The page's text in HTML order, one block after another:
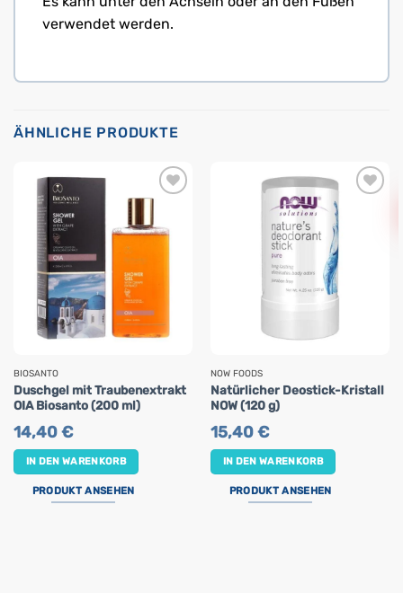
verwendet werden.
ÄHNLICHE PRODUKTE
BIOSANTO
Duschgel mit Traubenextrakt
OIA Biosanto (200 ml)
14,40€
IN DEN WARENKORB
PRODUKT ANSEHEN
NOW FOODS
Natürlicher Deostick-Kristall
NOW (120 g)
15,40€
IN DEN WARENKORB
PRODUKT ANSEHEN